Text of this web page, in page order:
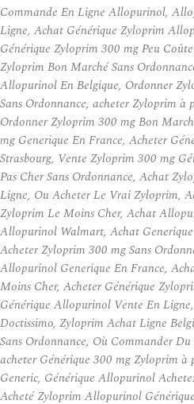
Commande En Ligne Allopurinol,
Ligne, Achat Générique Zyloprim
Générique Zyloprim 300 mg Peu
Zyloprim Bon Marché Sans
Allopurinol En Belgique, Ordonner
Sans Ordonnance, acheter Zyloprim à
Ordonner Zyloprim 300 mg Bon
mg Generique En France, Acheter
Strasbourg, Vente Zyloprim 300 mg
Pas Cher Sans Ordonnance, Achat
Ligne, Ou Acheter Le Vrai Zyloprim,
Zyloprim Le Moins Cher, Achat
Allopurinol Walmart, Achat
Acheter Zyloprim 300 mg Sans
Allopurinol Generique En France,
Moins Cher, Acheter Générique
Générique Allopurinol Vente En
Doctissimo, Zyloprim Achat Ligne
Sans Ordonnance, Où Commander
acheter Générique 300 mg Zyloprim
Generic, Générique Allopurinol
Acheté Zyloprim Allopurinol